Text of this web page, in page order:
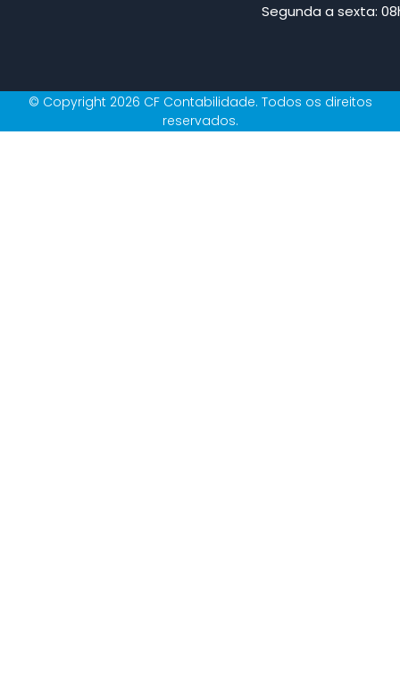
Segunda a sexta:
© Copyright 2026 CF Contabilidade. Todos os direitos
reservados.